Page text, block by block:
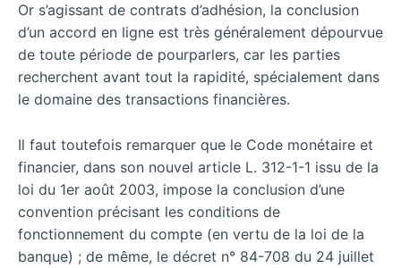
Or s’agissant de contrats d’adhésion, la conclusion
d’un accord en ligne est très généralement dépourvue
de toute période de pourparlers, car les parties
recherchent avant tout la rapidité, spécialement dans
le domaine des transactions financières.
Il faut toutefois remarquer que le Code monétaire et
financier, dans son nouvel article L. 312-1-1 issu de la
loi du 1er août 2003, impose la conclusion d’une
convention précisant les conditions de
fonctionnement du compte (en vertu de la loi de la
banque) ; de même, le décret n° 84-708 du 24 juillet